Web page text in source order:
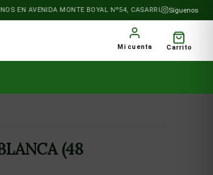
EN AVENIDA MONTE BOYAL Nº54, CASARRUBIOS DEL MONTE
Síguenos
Mi cuenta Carrito
(48